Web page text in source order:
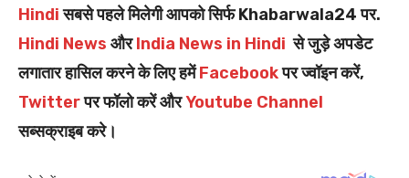
Hindiसबसे पहले मिलेगी आपको सिर्फ Khabarwala24 पर.
Hindi News औरIndia News in Hindi से जुड़े अपडेट
लगातार हासिल करने के लिए हमेंFacebookपर ज्वॉइन करें,
Twitterपर फॉलो करें औरYoutube Channel
सब्सक्राइब करे।